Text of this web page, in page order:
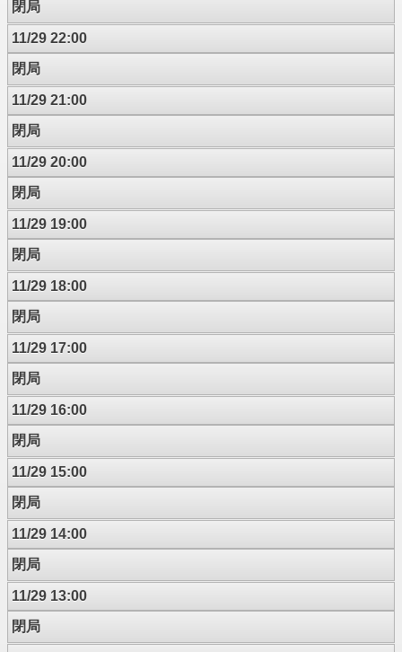
閉局
11/29 22:00
閉局
11/29 21:00
閉局
11/29 20:00
閉局
11/29 19:00
閉局
11/29 18:00
閉局
11/29 17:00
閉局
11/29 16:00
閉局
11/29 15:00
閉局
11/29 14:00
閉局
11/29 13:00
閉局